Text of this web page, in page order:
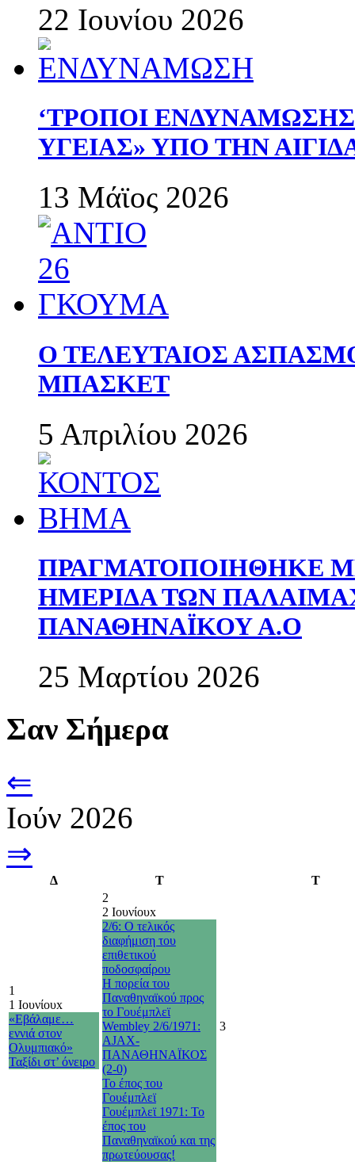
22 Ιουνίου 2026
‘ΤΡΟΠΟΙ
ΥΓΕΙΑΣ» ΥΠΟ ΤΗΝ
13 Μάϊος 2026
Ο ΤΕΛΕΥΤΑΙΟΣ
ΜΠΑΣΚΕΤ
5 Απριλίου 2026
ΠΡΑΓΜΑΤΟΠΟΙΗΘΗΚΕ
ΗΜΕΡΙΔΑ ΤΩΝ
ΠΑΝΑΘΗΝΑΪΚΟΥ Α.Ο
25 Μαρτίου 2026
Σαν Σήμερα
⇐
Ιούν 2026
⇒
Δ Τ Τ
1
1 Ιουνίουx
«Εβάλαμε…
εννιά στον
Ολυμπιακό»
Ταξίδι στ’ όνειρο
2
2 Ιουνίουx
2/6: Ο τελικός
διαφήμιση του
επιθετικού
ποδοσφαίρου
Η πορεία του
Παναθηναϊκού προς
το Γουέμπλεϊ
Wembley 2/6/1971:
AJAX-
ΠΑΝΑΘΗΝΑΪΚΟΣ
(2-0)
Το έπος του
Γουέμπλεϊ
Γουέμπλεϊ 1971: Το
έπος του
Παναθηναϊκού και της
πρωτεύουσας!
3